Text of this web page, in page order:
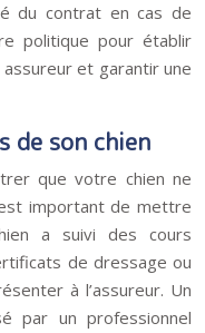
du contrat en cas de
politique pour établir
et garantir une
de son chien
que votre chien ne
important de mettre
a suivi des cours
de dressage ou
à l’assureur. Un
par un professionnel